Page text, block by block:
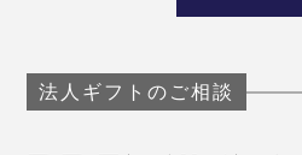
法人ギフトのご相談